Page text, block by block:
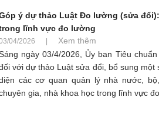
ý dự thảo Luật Đo lường (sửa
lĩnh vực đo lường
04/2026
Xem thêm
ngày 03/4/2026, Ủy ban Tiêu
với dự thảo Luật sửa đổi, bổ sung
các cơ quan quản lý nhà nước,
gia, nhà khoa học trong lĩnh vực